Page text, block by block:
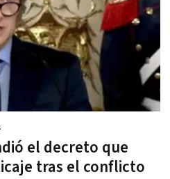
el decreto que
tras el conflicto